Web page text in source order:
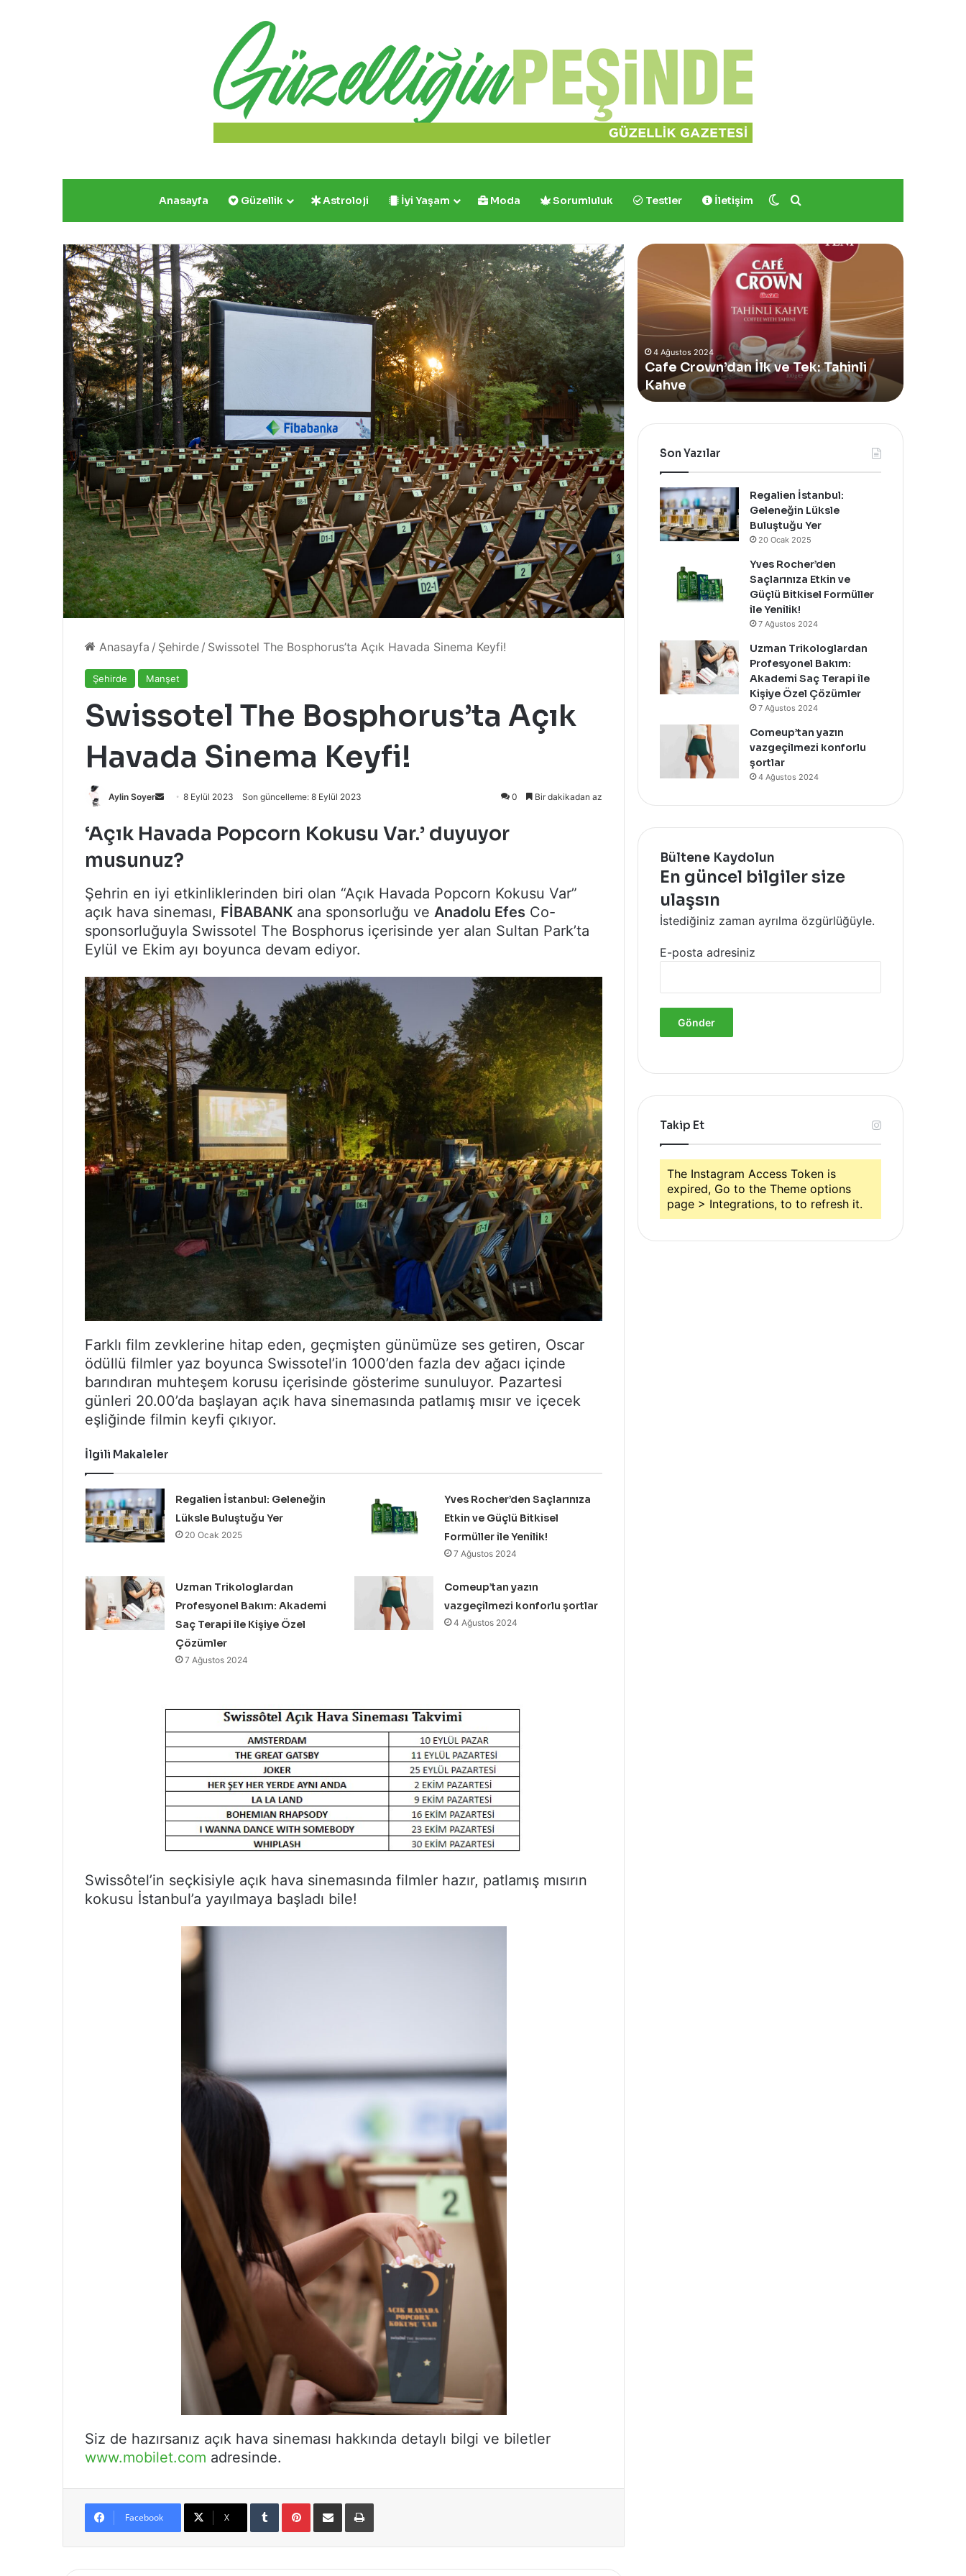
Anasayfa Güzellik Astroloji İyi Yaşam Moda Sorumluluk Testler İletişim Dış görünümü değiştir
Arama yap ...
Anasayfa / Şehirde / Swissotel The Bosphorus’ta Açık Havada Sinema Keyfi!
Şehirde Manşet
Swissotel The Bosphorus’ta Açık
Havada Sinema Keyfi!
Aylin Soyer
Bir
posta
8 Eylül 2023 Son güncelleme: 8 Eylül 2023 0 Bir dakikadan az
‘Açık Havada Popcorn Kokusu Var.’ duyuyor
musunuz?
Şehrin en iyi etkinliklerinden biri olan “Açık Havada Popcorn Kokusu Var”
açık hava sineması, FİBABANK ana sponsorluğu ve Anadolu Efes Co-
sponsorluğuyla Swissotel The Bosphorus içerisinde yer alan Sultan Park’ta
Eylül ve Ekim ayı boyunca devam ediyor.
Farklı film zevklerine hitap eden, geçmişten günümüze ses getiren, Oscar
ödüllü filmler yaz boyunca Swissotel’in 1000’den fazla dev ağacı içinde
barındıran muhteşem korusu içerisinde gösterime sunuluyor. Pazartesi
günleri 20.00’da başlayan açık hava sinemasında patlamış mısır ve içecek
eşliğinde filmin keyfi çıkıyor.
İlgili Makaleler
Regalien İstanbul: Geleneğin
Lüksle Buluştuğu Yer
20 Ocak 2025
Yves Rocher’den Saçlarınıza
Etkin ve Güçlü Bitkisel
Formüller ile Yenilik!
7 Ağustos 2024
Uzman Trikologlardan
Profesyonel Bakım: Akademi
Saç Terapi ile Kişiye Özel
Çözümler
7 Ağustos 2024
Comeup’tan yazın
vazgeçilmezi konforlu şortlar
4 Ağustos 2024
Swissôtel’in seçkisiyle açık hava sinemasında filmler hazır, patlamış mısırın
kokusu İstanbul’a yayılmaya başladı bile!
Siz de hazırsanız açık hava sineması hakkında detaylı bilgi ve biletler
www.mobilet.com adresinde.
Facebook X
TumblrPinterestE-Posta ile paylaşYazdır
Yazın
Parıldayan
Üçlüsü
Golden
Rose’da!
4 Ağustos 2024
Yazın Parıldayan Üçlüsü Golden
Rose’da!
Cafe
Crown’dan
İlk
Tek:
Tahinli
Kahve
4 Ağustos 2024
Cafe Crown’dan İlk ve Tek: Tahinli
Kahve
Yves
Rocher,
Momo
Bodrum’da
Yer
Alan
Yeni
Summer
Pop-
Up
Mağazasını
Bir
Davet
Kutladı!
4 Ağustos 2024
Yves Rocher, Momo Bodrum’da Yer
Alan Yeni Summer Pop-Up Mağazasını
Özel Bir Davet İle Kutladı!
Shimmer
Saç
ve
Bakım
Yağı
Son Yazılar
Regalien İstanbul:
Geleneğin Lüksle
Buluştuğu Yer
20 Ocak 2025
Yves Rocher’den
Saçlarınıza Etkin ve
Güçlü Bitkisel Formüller
ile Yenilik!
7 Ağustos 2024
Uzman Trikologlardan
Profesyonel Bakım:
Akademi Saç Terapi ile
Kişiye Özel Çözümler
7 Ağustos 2024
Comeup’tan yazın
vazgeçilmezi konforlu
şortlar
4 Ağustos 2024
Bültene Kaydolun
En güncel bilgiler size
ulaşsın
İstediğiniz zaman ayrılma özgürlüğüyle.
E-posta adresiniz
Takip Et
The Instagram Access Token is
expired, Go to the Theme options
page > Integrations, to to refresh it.